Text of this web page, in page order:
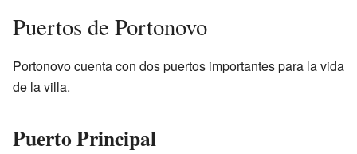
Puertos de Portonovo
Portonovo cuenta con dos puertos importantes para la vida
de la villa.
Puerto Principal